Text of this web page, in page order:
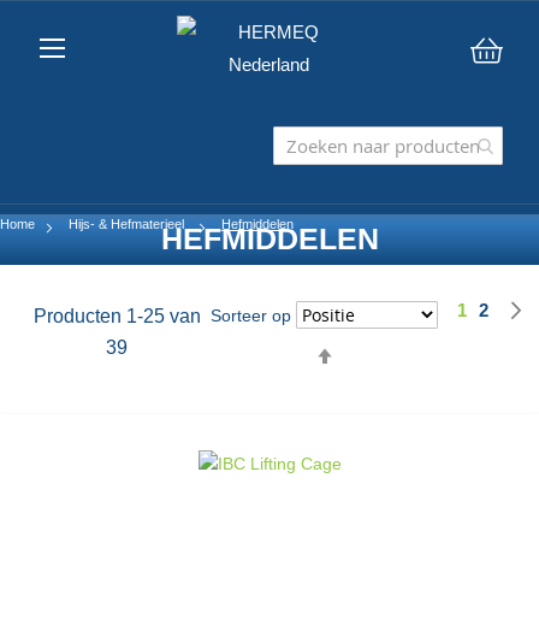
Home Hijs- & Hefmaterieel Hefmiddelen
HEFMIDDELEN
Producten 1-25van
39
Sorteer op Pagina
U lees
1 Pagina
2